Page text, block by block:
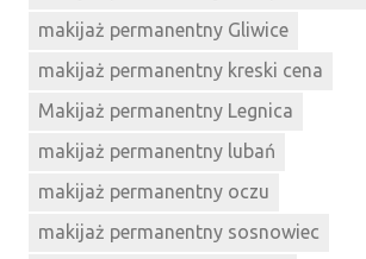
makijaż permanentny Gliwice
makijaż permanentny kreski cena
Makijaż permanentny Legnica
makijaż permanentny lubań
makijaż permanentny oczu
makijaż permanentny sosnowiec